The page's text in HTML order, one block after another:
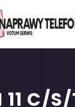
11 C/